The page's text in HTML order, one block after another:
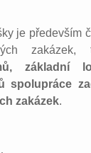
je především
zakázek,
základní
spolupráce
zakázek.